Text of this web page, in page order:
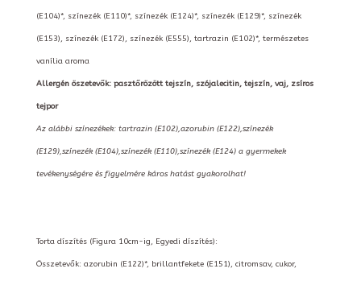
(E104)*, színezék (E110)*, színezék (E124)*, színezék (E129)*, színezék
(E153), színezék (E172), színezék (E555), tartrazin (E102)*, természetes
vanília aroma
Allergén öszetevők: pasztőrözött tejszín, szójalecitin, tejszín, vaj, zsíros
tejpor
Az alábbi színezékek: tartrazin (E102),azorubin (E122),színezék
(E129),színezék (E104),színezék (E110),színezék (E124) a gyermekek
tevékenységére és figyelmére káros hatást gyakorolhat!
Torta díszítés (Figura 10cm-ig, Egyedi díszítés):
Összetevők: azorubin (E122)*, brillantfekete (E151), citromsav, cukor,